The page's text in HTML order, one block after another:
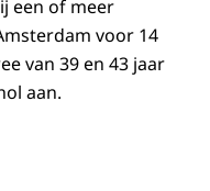
een of meer
voor 14
van 39 en 43 jaar
aan.